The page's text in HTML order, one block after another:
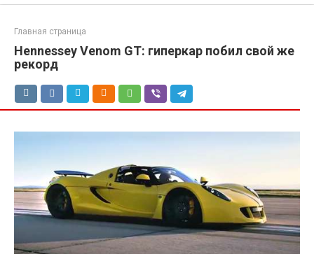
Главная страница
Hennessey Venom GT: гиперкар побил свой же
рекорд